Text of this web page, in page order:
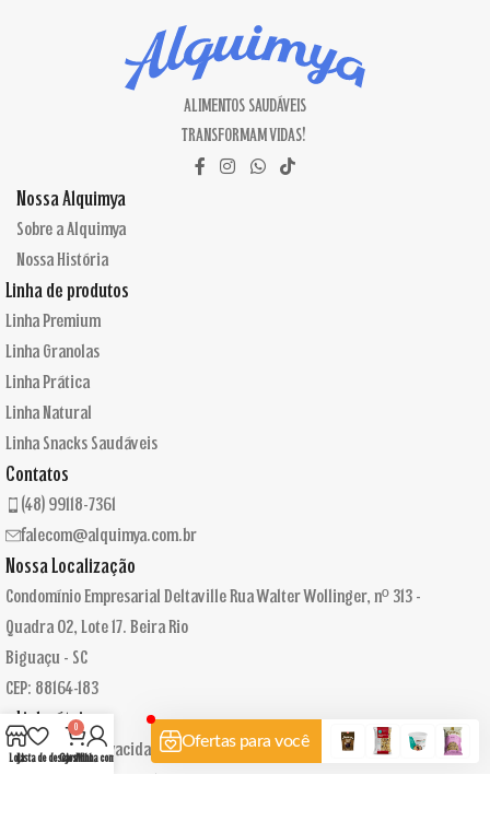
ALIMENTOS SAUDÁVEIS
TRANSFORMAM VIDAS!
Nossa Alquimya
Sobre a Alquimya
Nossa História
Linha de produtos
Linha Premium
Linha Granolas
Linha Prática
Linha Natural
Linha Snacks Saudáveis
Contatos
(48) 99118-7361
falecom@alquimya.com.br
Nossa Localização
Condomínio Empresarial Deltaville Rua Walter Wollinger, nº 313 -
Quadra 02, Lote 17. Beira Rio
Biguaçu - SC
CEP: 88164-183
Links úteis
Política de Privacidade & Termos de uso
LojaLista de desejosCarrinhoMinha conta